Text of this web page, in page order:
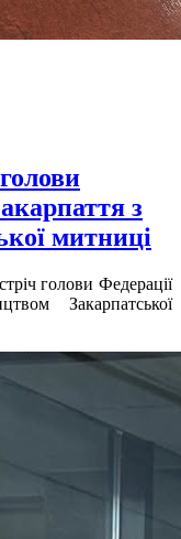
з
митниці
голови Федерації
Закарпатської